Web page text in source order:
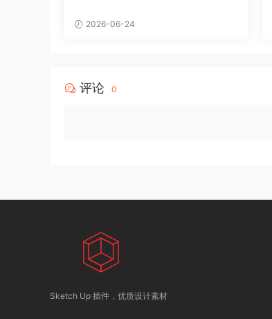
2026-06-24
评论 0
Sketch Up 插件，优质设计素材